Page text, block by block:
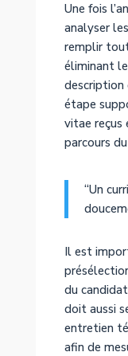
Une fois
analyser
remplir
éliminant
description
étape
vitae reçus
parcours
“Un
Il est
du
doit aussi
entretien
afin de